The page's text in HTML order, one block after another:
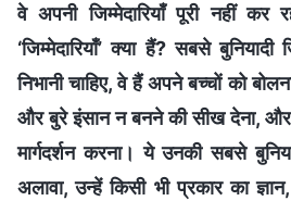
वे अपनी जिम्मेदारियाँ पूरी नहीं कर
‘जिम्मेदारियाँ’ क्या हैं? सबसे बुनियादी
निभानी चाहिए, वे हैं अपने बच्चों को
और बुरे इंसान न बनने की सीख देना, और
मार्गदर्शन करना। ये उनकी सबसे
अलावा, उन्हें किसी भी प्रकार का